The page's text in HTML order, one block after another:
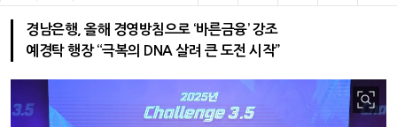
경남은행, 올해 경영방침으로 ‘바른금융’ 강조
예경탁 행장 “극복의 DNA 살려 큰 도전 시작”